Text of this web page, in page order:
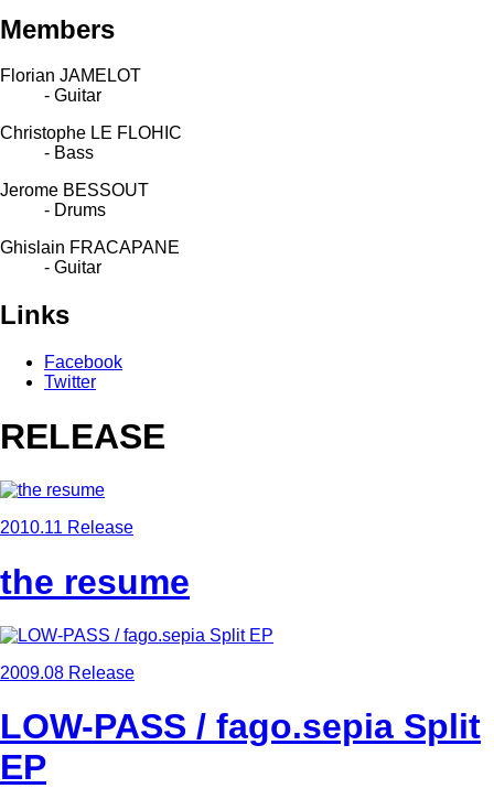
Members
Florian JAMELOT
- Guitar
Christophe LE FLOHIC
- Bass
Jerome BESSOUT
- Drums
Ghislain FRACAPANE
- Guitar
Links
Facebook
Twitter
RELEASE
2010.11 Release
the resume
2009.08 Release
LOW-PASS / fago.sepia Split
EP